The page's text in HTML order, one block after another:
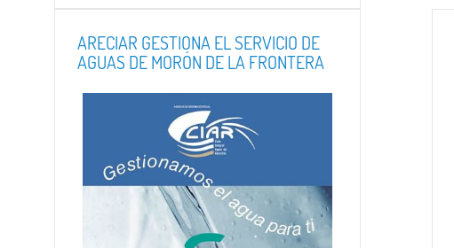
ARECIAR GESTIONA EL SERVICIO DE
AGUAS DE MORÓN DE LA FRONTERA